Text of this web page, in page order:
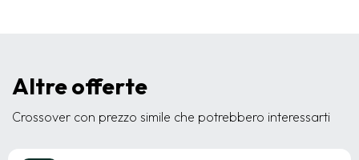
Altre offerte
Crossover con prezzo simile che potrebbero interessarti